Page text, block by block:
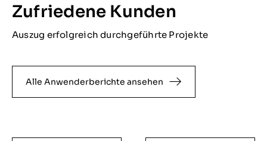
Zufriedene Kunden
Auszug erfolgreich durchgeführte Projekte
Alle Anwenderberichte ansehen